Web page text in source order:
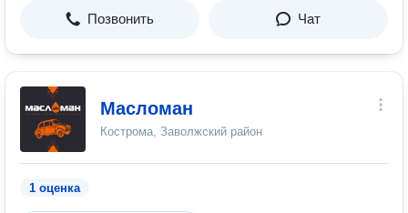
Позвонить Чат
Масломан
Кострома, Заволжский район
1 оценка